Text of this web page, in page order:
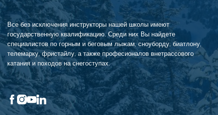
Все без исключения инструкторы нашей школы имеют
государственную квалификацию. Среди них Вы найдете
специалистов по горным и беговым лыжам, сноуборду, биатлону,
телемарку, фристайлу, а также професионалов внетрассового
катания и походов на снегоступах.